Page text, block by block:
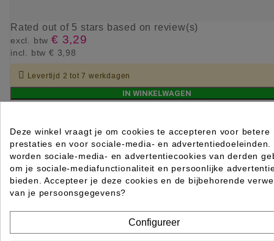
Rated out of 5 stars based on review(s)
excl. btw € 3,29
incl. btw € 3,98
 Levertijd 2 tot 7 werkdagen
IN WINKELWAGEN
Deze winkel vraagt je om cookies te accepteren voor betere
prestaties en voor sociale-media- en advertentiedoeleinden.
worden sociale-media- en advertentiecookies van derden
om je sociale-mediafunctionaliteit en persoonlijke
bieden. Accepteer je deze cookies en de bijbehorende
van je persoonsgegevens?
Configureer